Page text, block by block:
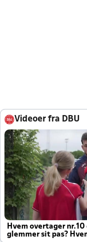
Videoer fra DBU
Hvem overtager
glemmer sit pas?